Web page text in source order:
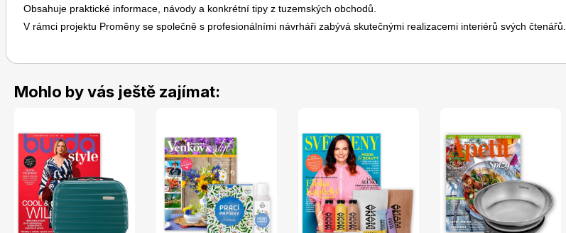
Obsahuje praktické informace, návody a konkrétní tipy z tuzemských obchodů.
V rámci projektu Proměny se společně s profesionálními návrháři zabývá skutečnými realizacemi interiérů svých čtenářů.
Mohlo by vás ještě zajímat: